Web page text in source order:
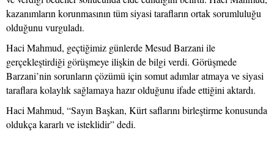
kazanımların korunmasının tüm siyasi tarafların ortak sorumluluğu
olduğunu vurguladı.
Haci Mahmud, geçtiğimiz günlerde Mesud Barzani ile
gerçekleştirdiği görüşmeye ilişkin de bilgi verdi. Görüşmede
Barzani’nin sorunların çözümü için somut adımlar atmaya ve siyasi
taraflara kolaylık sağlamaya hazır olduğunu ifade ettiğini aktardı.
Haci Mahmud, “Sayın Başkan, Kürt saflarını birleştirme konusunda
oldukça kararlı ve isteklidir” dedi.